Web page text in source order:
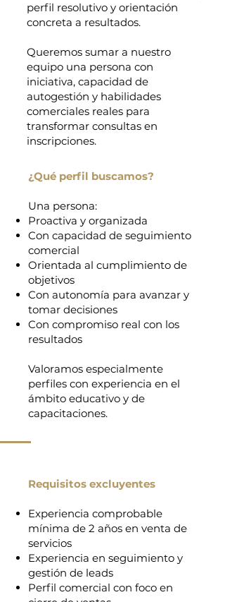
perfil resolutivo y orientación
concreta a resultados.
Queremos sumar a nuestro
equipo una persona con
iniciativa, capacidad de
autogestión y habilidades
comerciales reales para
transformar consultas en
inscripciones.
¿Qué perfil buscamos?
Una persona:
Proactiva y organizada
Con capacidad de seguimiento
comercial
Orientada al cumplimiento de
objetivos
Con autonomía para avanzar y
tomar decisiones
Con compromiso real con los
resultados
Valoramos especialmente
perfiles con experiencia en el
ámbito educativo y de
capacitaciones.
Requisitos excluyentes
Experiencia comprobable
mínima de 2 años en venta de
servicios
Experiencia en seguimiento y
gestión de leads
Perfil comercial con foco en